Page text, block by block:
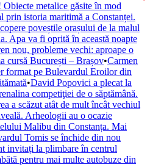
metalice găsite în mod
prin istoria maritimă a Constanței.
poveștile orașului de la malul
Apa va fi oprită în această noapte
nou, probleme vechi: aproape o
cursă București – Brașov•Carmen
format pe Bulevardul Eroilor din
•David Popovici a plecat la
competiţiei de o săptămână.
a scăzut atât de mult încât vechiul
Arheologii au o ocazie
Malibu din Constanța. Mai
Tomis se închide din nou
invitați la plimbare în centrul
pentru mai multe autobuze din